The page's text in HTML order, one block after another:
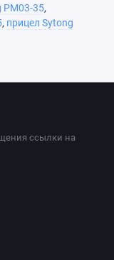
ФОТО И
создании
PM03-35,
, прицел Sytong
ссылки на